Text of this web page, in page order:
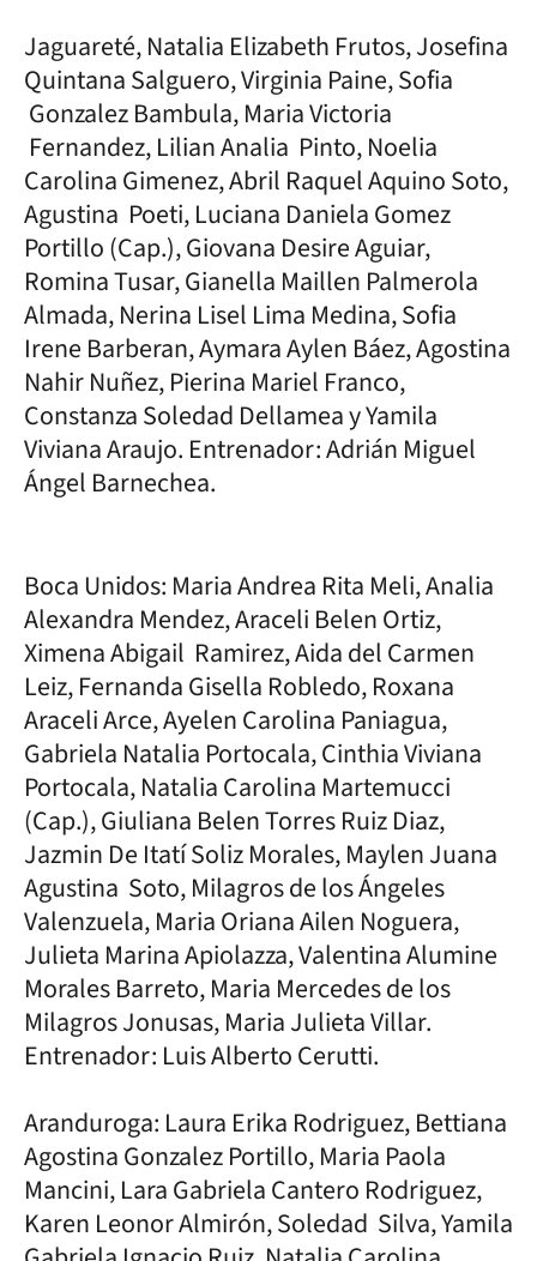
Jaguareté, Natalia Elizabeth Frutos, Josefina
Quintana Salguero, Virginia Paine, Sofia
Gonzalez Bambula, Maria Victoria
Fernandez, Lilian Analia Pinto, Noelia
Carolina Gimenez, Abril Raquel Aquino Soto,
Agustina Poeti, Luciana Daniela Gomez
Portillo (Cap.), Giovana Desire Aguiar,
Romina Tusar, Gianella Maillen Palmerola
Almada, Nerina Lisel Lima Medina, Sofia
Irene Barberan, Aymara Aylen Báez, Agostina
Nahir Nuñez, Pierina Mariel Franco,
Constanza Soledad Dellamea y Yamila
Viviana Araujo. Entrenador: Adrián Miguel
Ángel Barnechea.
Boca Unidos: Maria Andrea Rita Meli, Analia
Alexandra Mendez, Araceli Belen Ortiz,
Ximena Abigail Ramirez, Aida del Carmen
Leiz, Fernanda Gisella Robledo, Roxana
Araceli Arce, Ayelen Carolina Paniagua,
Gabriela Natalia Portocala, Cinthia Viviana
Portocala, Natalia Carolina Martemucci
(Cap.), Giuliana Belen Torres Ruiz Diaz,
Jazmin De Itatí Soliz Morales, Maylen Juana
Agustina Soto, Milagros de los Ángeles
Valenzuela, Maria Oriana Ailen Noguera,
Julieta Marina Apiolazza, Valentina Alumine
Morales Barreto, Maria Mercedes de los
Milagros Jonusas, Maria Julieta Villar.
Entrenador: Luis Alberto Cerutti.
Aranduroga: Laura Erika Rodriguez, Bettiana
Agostina Gonzalez Portillo, Maria Paola
Mancini, Lara Gabriela Cantero Rodriguez,
Karen Leonor Almirón, Soledad Silva, Yamila